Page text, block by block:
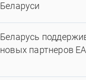
Беларуси
Беларусь
новых партнеров